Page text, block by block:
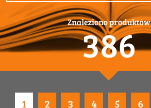
Znaleziono produktów
386
1 2 3 4 5 6